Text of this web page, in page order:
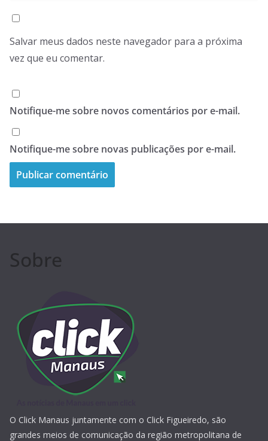
Salvar meus dados neste navegador para a próxima
vez que eu comentar.
Notifique-me sobre novos comentários por e-mail.
Notifique-me sobre novas publicações por e-mail.
Sobre
O Click Manaus juntamente com o Click Figueiredo, são
grandes meios de comunicação da região metropolitana de